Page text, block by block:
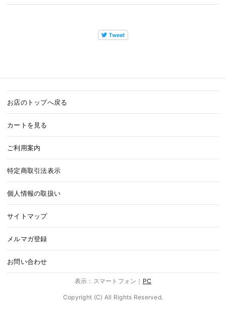
お店のトップへ戻る
カートを見る
ご利用案内
特定商取引法表示
個人情報の取扱い
サイトマップ
メルマガ登録
お問い合わせ
表示：スマートフォン｜ PC
Copyright (C) All Rights Reserved.